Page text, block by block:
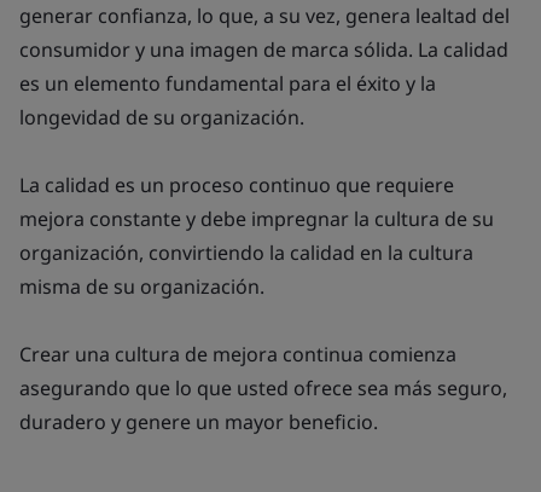
generar confianza, lo que, a su vez, genera lealtad del
consumidor y una imagen de marca sólida. La calidad
es un elemento fundamental para el éxito y la
longevidad de su organización.
La calidad es un proceso continuo que requiere
mejora constante y debe impregnar la cultura de su
organización, convirtiendo la calidad en la cultura
misma de su organización.
Crear una cultura de mejora continua comienza
asegurando que lo que usted ofrece sea más seguro,
duradero y genere un mayor beneficio.